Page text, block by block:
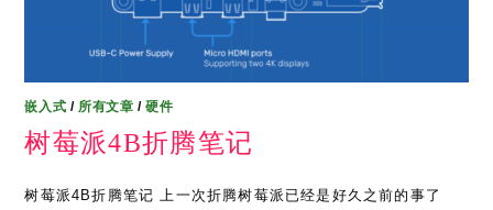
嵌入式 / 所有文章 /硬件
树莓派4B折腾笔记
树莓派4B折腾笔记 上一次折腾树莓派已经是好久之前的事了